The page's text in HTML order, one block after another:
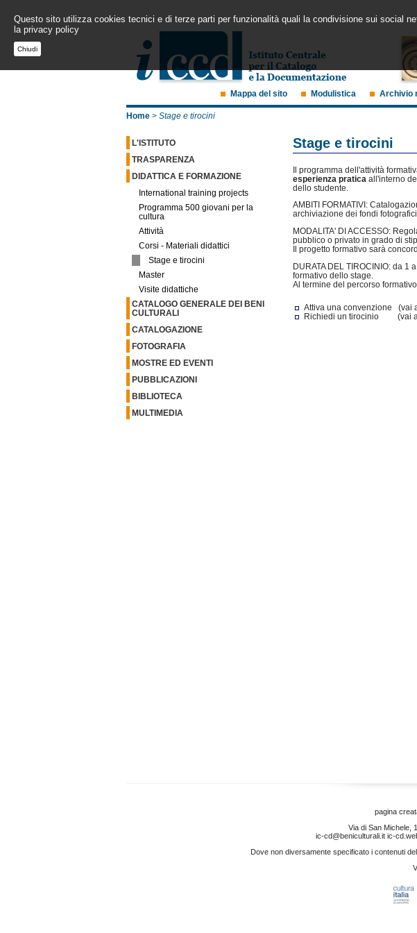
Questo sito utilizza cookies tecnici e di terze parti per funzionalità quali la condivisione sui social
la privacy policy
Chiudi
Mappa del sito Modulistica Archivio
Home > Stage e tirocini
L'ISTITUTO
TRASPARENZA
DIDATTICA E FORMAZIONE
International training projects
Programma 500 giovani per la
cultura
Attività
Corsi - Materiali didattici
Stage e tirocini
Master
Visite didattiche
CATALOGO GENERALE DEI BENI
CULTURALI
CATALOGAZIONE
FOTOGRAFIA
MOSTRE ED EVENTI
PUBBLICAZIONI
BIBLIOTECA
MULTIMEDIA
Stage e tirocini
Il programma dell'attività
esperienza pratica all'interno
dello studente.
AMBITI FORMATIVI:
archiviazione dei fondi
MODALITA' DI ACCESSO:
pubblico o privato in grado di
Il progetto formativo sarà
DURATA DEL TIROCINIO: da
formativo dello stage.
Al termine del percorso
Attiva una convenzione (vai
Richiedi un tirocinio (vai
pagina
Via di San Michele,
ic-cd@beniculturali.it ic-
Dove non diversamente specificato i contenuti